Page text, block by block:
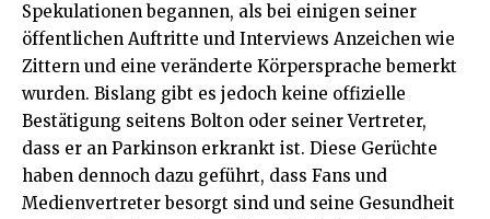
Spekulationen begannen, als bei einigen seiner
öffentlichen Auftritte und Interviews Anzeichen wie
Zittern und eine veränderte Körpersprache bemerkt
wurden. Bislang gibt es jedoch keine offizielle
Bestätigung seitens Bolton oder seiner Vertreter,
dass er an Parkinson erkrankt ist. Diese Gerüchte
haben dennoch dazu geführt, dass Fans und
Medienvertreter besorgt sind und seine Gesundheit